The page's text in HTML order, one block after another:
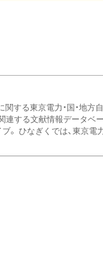
する東京電力・国・地方自
する文献情報データベー
。 ひなぎくでは、東京電